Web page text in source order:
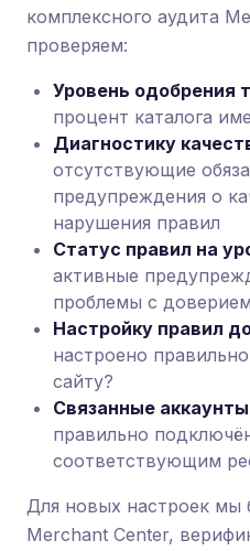
комплексного аудита
проверяем:
Уровень одобрения
процент каталога
Диагностику
отсутствующие
предупреждения о
нарушения правил
Статус правил на
активные
проблемы с
Настройку правил
настроено
сайту?
Связанные аккаунты
правильно
соответствующим
Для новых настроек мы
Merchant Center,